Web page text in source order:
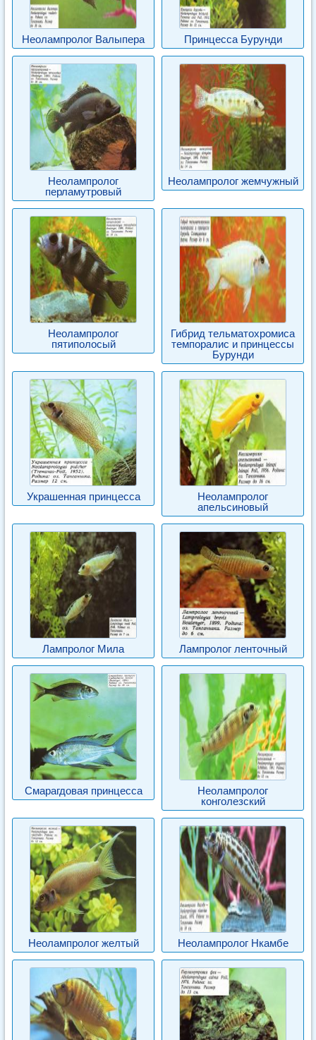
Неолампролог Валыпера Принцесса Бурунди
Неолампролог
перламутровый
Неолампролог жемчужный
Неолампролог
пятиполосый
Гибрид тельматохромиса
темпоралис и принцессы
Бурунди
Украшенная принцесса
Неолампролог
апельсиновый
Лампролог Мила Лампролог ленточный
Смарагдовая принцесса
Неолампролог
конголезский
Неолампролог желтый Неолампролог Нкамбе